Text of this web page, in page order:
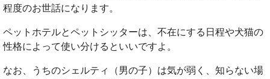
程度のお世話になります。
ペットホテルとペットシッターは、不在にする日程や犬猫の
性格によって使い分けるといいですよ。
なお、うちのシェルティ（男の子）は気が弱く、知らない場